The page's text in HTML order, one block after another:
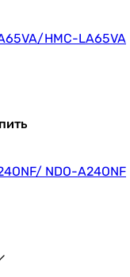
HMC-LA65VA
NDO-A24ONF